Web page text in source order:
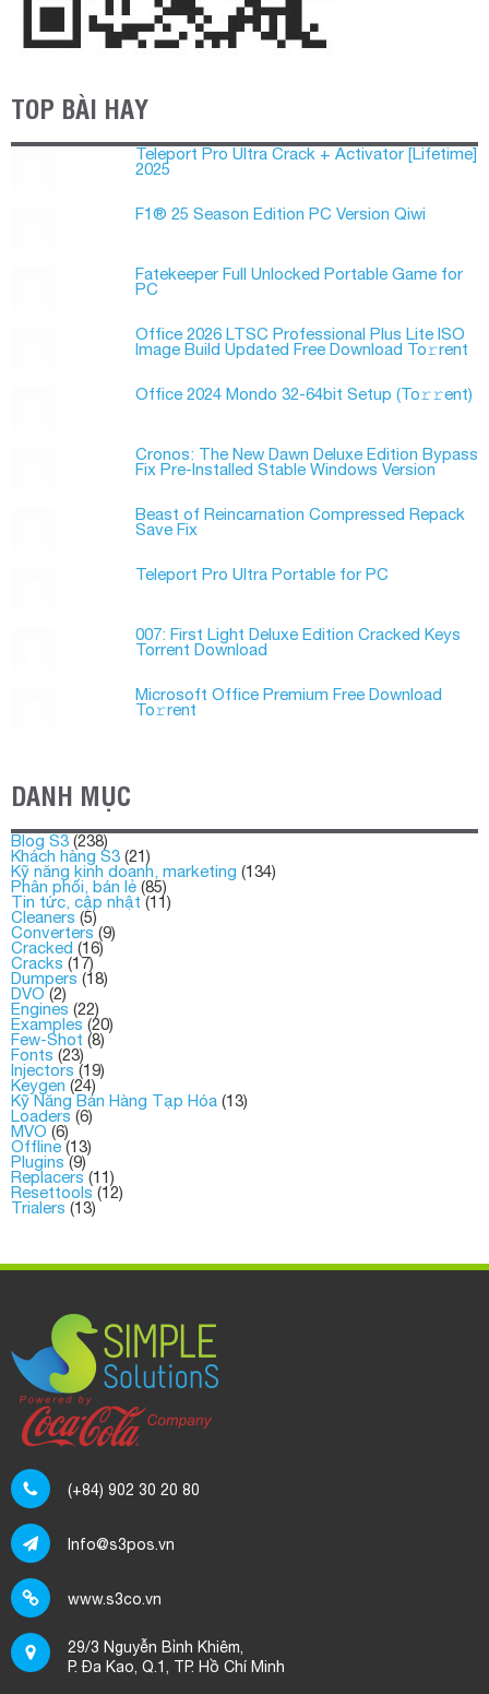
TOP BÀI HAY
Teleport Pro Ultra Crack + Activator [Lifetime]
2025
F1® 25 Season Edition PC Version Qiwi
Fatekeeper Full Unlocked Portable Game for
PC
Office 2026 LTSC Professional Plus Lite ISO
Image Build Updated Frее Download To𝚛rent
Office 2024 Mondo 32-64bit Setup (To𝚛𝚛еnt)
Cronos: The New Dawn Deluxe Edition Bypass
Fix Pre-Installed Stable Windows Version
Beast of Reincarnation Compressed Repack
Save Fix
Teleport Pro Ultra Portable for PC
007: First Light Deluxe Edition Cracked Keys
Torrent Download
Microsoft Office Premium Frее Download
To𝚛rent
DANH MỤC
Blog S3 (238)
Khách hàng S3 (21)
Kỹ năng kinh doanh, marketing (134)
Phân phối, bán lẻ (85)
Tin tức, cập nhật(11)
Cleaners (5)
Converters (9)
Cracked (16)
Cracks (17)
Dumpers (18)
DVO(2)
Engines (22)
Examples (20)
Few-Shot (8)
Fonts (23)
Injectors (19)
Keygen (24)
Kỹ Năng Bán Hàng Tạp Hóa (13)
Loaders (6)
MVO (6)
Offline(13)
Plugins (9)
Replacers (11)
Resettools (12)
Trialers (13)
(+84) 902 30 20 80
Info@s3pos.vn
www.s3co.vn
29/3 Nguyễn Bỉnh Khiêm,
P. Đa Kao, Q.1, TP. Hồ Chí Minh